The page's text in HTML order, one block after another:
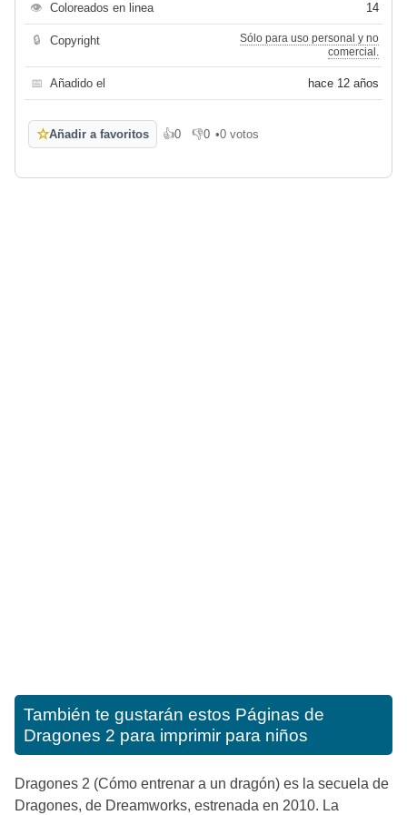
👁 Coloreados en linea 14
🔒 Copyright
Sólo para uso personal y no
comercial.
📅 Añadido el hace 12 años
☆Añadir a favoritos 👍0
Me gusta
👎0
No me gusta
•0 votos
También te gustarán estos Páginas de
Dragones 2 para imprimir para niños
Dragones 2 (Cómo entrenar a un dragón) es la secuela de
Dragones, de Dreamworks, estrenada en 2010. La